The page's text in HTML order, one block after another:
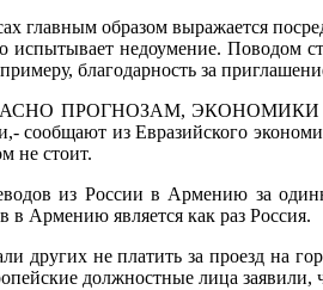
главным образом выражается
испытывает недоумение. Поводом
благодарность за
ПРОГНОЗАМ, ЭКОНОМИКИ
сообщают из Евразийского
не стоит.
из России в Армению за
в Армению является как раз Россия.
других не платить за проезд на
должностные лица заявили,